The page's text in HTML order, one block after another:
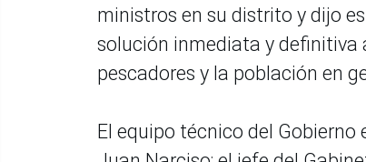
ministros en su distrito y dijo
solución inmediata y definitiva
pescadores y la población en
El equipo técnico del Gobierno